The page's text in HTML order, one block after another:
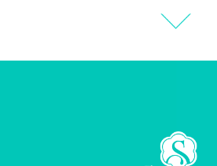
Carla Eschberger